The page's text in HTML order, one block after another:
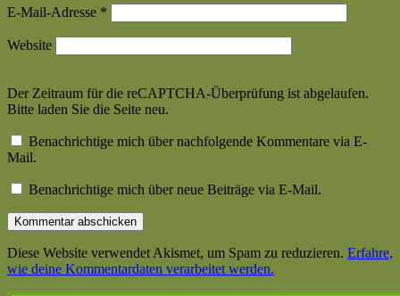
E-Mail-Adresse *
Website
Der Zeitraum für die reCAPTCHA-Überprüfung ist abgelaufen.
Bitte laden Sie die Seite neu.
Benachrichtige mich über nachfolgende Kommentare via E-
Mail.
Benachrichtige mich über neue Beiträge via E-Mail.
Diese Website verwendet Akismet, um Spam zu reduzieren. Erfahre,
wie deine Kommentardaten verarbeitet werden.